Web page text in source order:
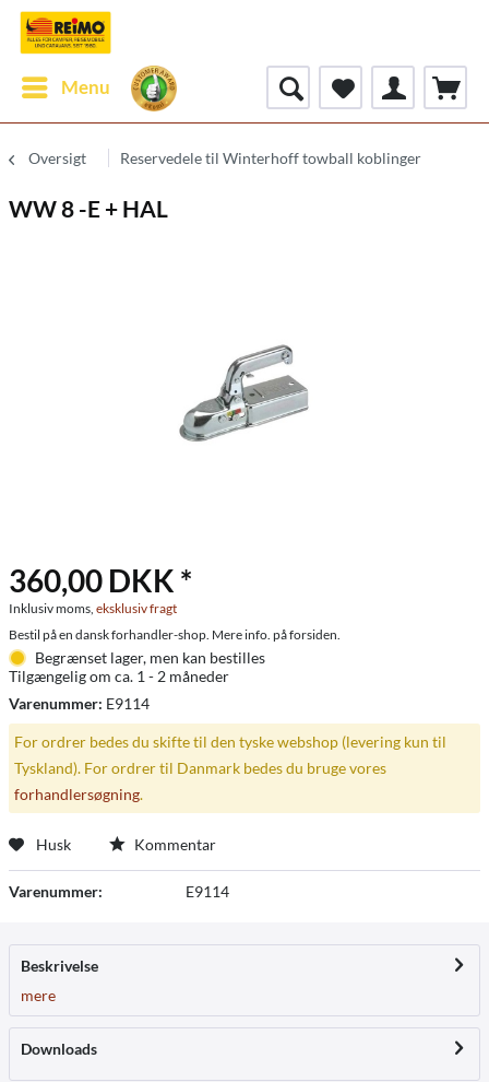
Menu
Oversigt Reservedele til Winterhoff towball koblinger
WW 8 -E + HAL
360,00 DKK *
Inklusiv moms, eksklusiv fragt
Bestil på en dansk forhandler-shop. Mere info. på forsiden.
Begrænset lager, men kan bestilles
Tilgængelig om ca. 1 - 2 måneder
Varenummer: E9114
For ordrer bedes du skifte til den tyske webshop (levering kun til
Tyskland). For ordrer til Danmark bedes du bruge vores
forhandlersøgning.
Husk Kommentar
Varenummer: E9114
Beskrivelse
mere
Downloads